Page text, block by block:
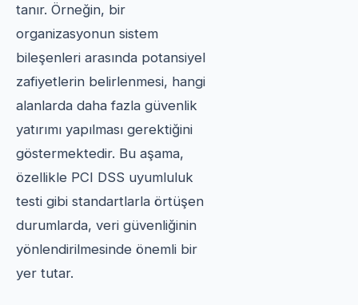
tanır. Örneğin, bir
organizasyonun sistem
bileşenleri arasında potansiyel
zafiyetlerin belirlenmesi, hangi
alanlarda daha fazla güvenlik
yatırımı yapılması gerektiğini
göstermektedir. Bu aşama,
özellikle PCI DSS uyumluluk
testi gibi standartlarla örtüşen
durumlarda, veri güvenliğinin
yönlendirilmesinde önemli bir
yer tutar.